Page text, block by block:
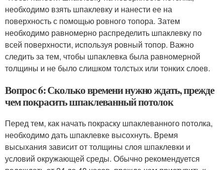
необходимо взять шпаклевку и нанести ее на
поверхность с помощью ровного топора. Затем
необходимо равномерно распределить шпаклевку по
всей поверхности, используя ровный топор. Важно
следить за тем, чтобы шпаклевка была равномерной
толщины и не было слишком толстых или тонких слоев.
Вопрос 6: Сколько времени нужно ждать, прежде
чем покрасить шпаклеванный потолок
Перед тем, как начать покраску шпаклеванного потолка,
необходимо дать шпаклевке высохнуть. Время
высыхания зависит от толщины слоя шпаклевки и
условий окружающей среды. Обычно рекомендуется